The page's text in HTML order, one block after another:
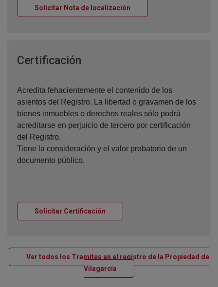
Solicitar Nota de localización
Certificación
Acredita fehacientemente el contenido de los
asientos del Registro. La libertad o gravamen de los
bienes inmuebles o derechos reales sólo podrá
acreditarse en perjuicio de tercero por certificación
del Registro.
Tiene la consideración y el valor probatorio de un
documento público.
Solicitar Certificación
Ver todos los Tramites en el registro de la Propiedad de
Vilagarcía Ventana nueva